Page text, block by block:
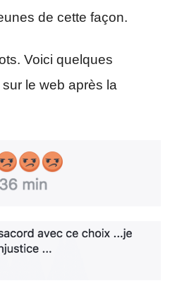
de cette façon.
Voici quelques
le web après la